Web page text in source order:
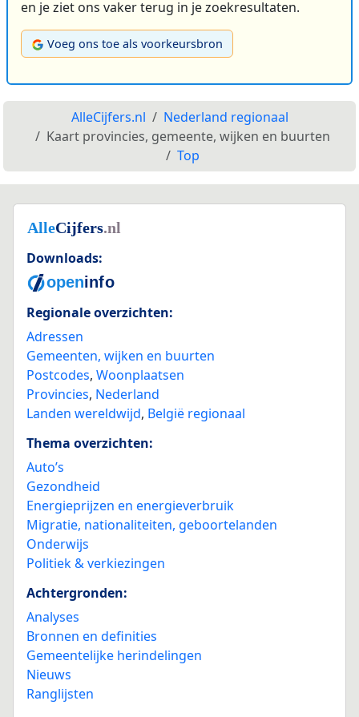
en je ziet ons vaker terug in je zoekresultaten.
Voeg ons toe als voorkeursbron
AlleCijfers.nl
Nederland regionaal
Kaart provincies, gemeente, wijken en buurten
Top
Downloads:
Regionale overzichten:
Adressen
Gemeenten, wijken en buurten
Postcodes, Woonplaatsen
Provincies, Nederland
Landen wereldwijd, België regionaal
Thema overzichten:
Auto’s
Gezondheid
Energieprijzen en energieverbruik
Migratie, nationaliteiten, geboortelanden
Onderwijs
Politiek & verkiezingen
Achtergronden:
Analyses
Bronnen en definities
Gemeentelijke herindelingen
Nieuws
Ranglijsten